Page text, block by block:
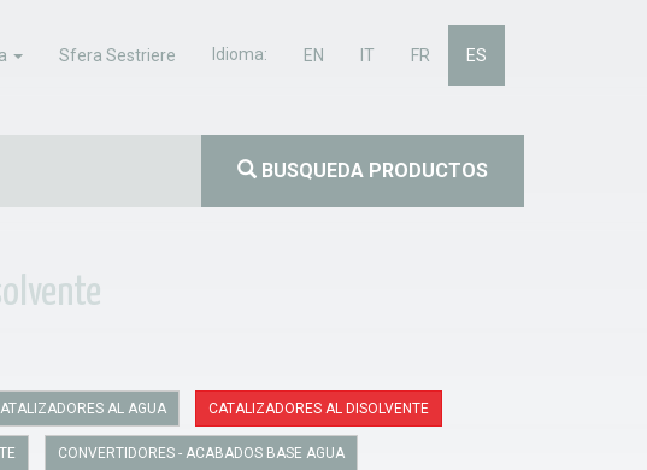
Sfera Sestriere Idioma: EN IT FR ES
BUSQUEDA PRODUCTOS
AL AGUA CATALIZADORES AL DISOLVENTE
CONVERTIDORES - ACABADOS BASE AGUA